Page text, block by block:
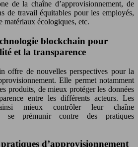
de la chaîne d’approvisionnement, de
de travail équitables pour les employés,
matériaux écologiques, etc.
blockchain pour
et la transparence
offre de nouvelles perspectives pour la
Elle permet notamment
produits, de mieux protéger les données
entre les différents acteurs. Les
mieux contrôler leur chaîne
se prémunir contre des pratiques
d’approvisionnement